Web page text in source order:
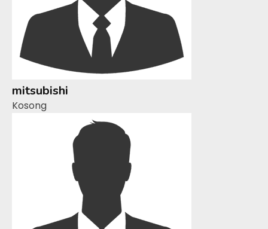
mitsubishi
Kosong